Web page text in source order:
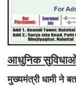
आधुनिक सुविधाओं
मुख्यमंत्री धामी ने